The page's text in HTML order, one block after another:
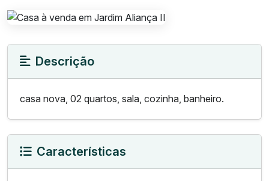
Descrição
casa nova, 02 quartos, sala, cozinha, banheiro.
Características